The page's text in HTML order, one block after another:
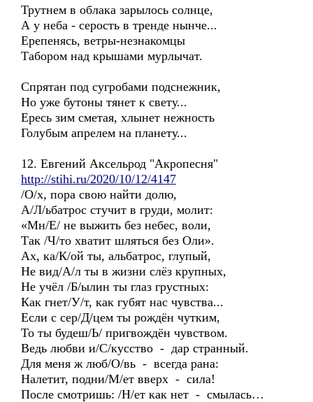
Трутнем в облака зарылось солнце,
А у неба - серость в тренде нынче...
Ерепенясь, ветры-незнакомцы
Табором над крышами мурлычат.
Спрятан под сугробами подснежник,
Но уже бутоны тянет к свету...
Ересь зим сметая, хлынет нежность
Голубым апрелем на планету...
12. Евгений Аксельрод "Акропесня"
http://stihi.ru/2020/10/12/4147
/О/х, пора свою найти долю,
А/Л/ьбатрос стучит в груди, молит:
«Мн/Е/ не выжить без небес, воли,
Так /Ч/то хватит шляться без Оли».
Ах, ка/К/ой ты, альбатрос, глупый,
Не вид/А/л ты в жизни слёз крупных,
Не учёл /Б/ылин ты глаз грустных:
Как гнет/У/т, как губят нас чувства...
Если с сер/Д/цем ты рождён чутким,
То ты будеш/Ь/ пригвождён чувством.
Ведь любви и/С/кусство - дар странный.
Для меня ж люб/О/вь - всегда рана:
Налетит, подни/М/ет вверх - сила!
После смотришь: /Н/ет как нет - смылась…